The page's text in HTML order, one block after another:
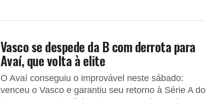
Vasco se despede da B com derrota para
Avaí, que volta à elite
O Avaí conseguiu o improvável neste sábado:
venceu o Vasco e garantiu seu retorno à Série A do